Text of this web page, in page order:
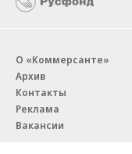
О «Коммерсанте»
Архив
Контакты
Реклама
Вакансии